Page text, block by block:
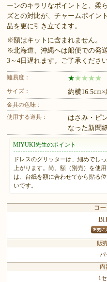
ーンのキラリなポイントと、柔
ズとの対比が、チャームポイン
品を更に引き立てます。
※額はキットに含まれません。
※北海道、沖縄へは船便での発
3～4日遅れます。ご了承ください
難易度： ★ ★ ★ ★ ★
サイズ： 約横16.5cm×
金具の色味：
使用する道具：
はさみ・ピ
なった新聞
MIYUKI先生のポイント
ドレスのグリッターは、細めでし
上がります。尚、額（別売）を使
は、台紙を額に合わせてから貼る
いです。
パ
1